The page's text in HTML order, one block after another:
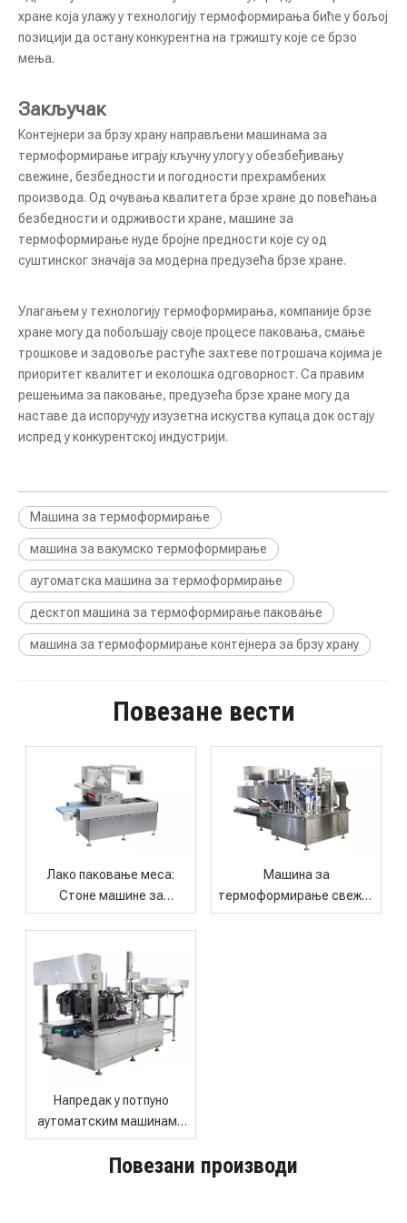
хране која улажу у технологију термоформирања биће у бољој
позицији да остану конкурентна на тржишту које се брзо
мења.
Закључак
Контејнери за брзу храну направљени машинама за
термоформирање играју кључну улогу у обезбеђивању
свежине, безбедности и погодности прехрамбених
производа. Од очувања квалитета брзе хране до повећања
безбедности и одрживости хране, машине за
термоформирање нуде бројне предности које су од
суштинског значаја за модерна предузећа брзе хране.
Улагањем у технологију термоформирања, компаније брзе
хране могу да побољшају своје процесе паковања, смање
трошкове и задовоље растуће захтеве потрошача којима је
приоритет квалитет и еколошка одговорност. Са правим
решењима за паковање, предузећа брзе хране могу да
наставе да испоручују изузетна искуства купаца док остају
испред у конкурентској индустрији.
Машина за термоформирање
машина за вакумско термоформирање
аутоматска машина за термоформирање
десктоп машина за термоформирање паковање
машина за термоформирање контејнера за брзу храну
Повезане вести
Лако паковање меса:
Стоне машине за
термоформирање за
Машина за
термоформирање свежих
и безбедних контејнера за
Напредак у потпуно
аутоматским машинама
за паковање хране за
напухану храну и
Повезани производи
КРЗК-160 Вакум машина за паковање у врећама за ефикасно очување хране